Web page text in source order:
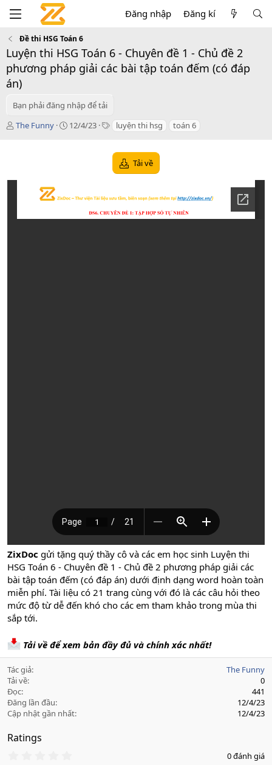
Đăng nhập Đăng kí
Đề thi HSG Toán 6
Luyện thi HSG Toán 6 - Chuyên đề 1 - Chủ đề 2
phương pháp giải các bài tập toán đếm (có đáp
án)
Bạn phải đăng nhập để tải
T
ả
The Funny
C
n
12/4/23
T
s
luyện thi hsg toán 6
Tải về
ZixDoc gửi tặng quý thầy cô và các em học sinh Luyện thi
HSG Toán 6 - Chuyên đề 1 - Chủ đề 2 phương pháp giải các
bài tập toán đếm (có đáp án) dưới định dạng word hoàn toàn
miễn phí. Tài liệu có 21 trang cùng với đó là các câu hỏi theo
mức độ từ dễ đến khó cho các em tham khảo trong mùa thi
sắp tới.
Tải về để xem bản đầy đủ và chính xác nhất!
Tác giả
The Funny
Tải về
0
Đọc
441
Đăng lần đầu
12/4/23
Cập nhật gần nhất
12/4/23
Ratings
0 đánh giá